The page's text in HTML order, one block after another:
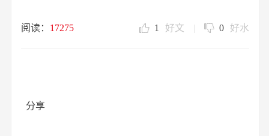
阅读： 17275 1 好文 | 0 好水
分享